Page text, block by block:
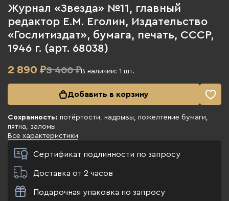
Журнал «Звезда» №11, главный
редактор Е.М. Еголин, Издательство
«Гослитиздат», бумага, печать, СССР,
1946 г. (арт. 68038)
2 890 ₽3 400 ₽В наличии: 1 шт.
Добавить в корзину
Сохранность: потёртости, надрывы, пожелтение бумаги,
пятна, заломы
Все характеристики
Сертификат подлинности по запросу
Доставка от 2 часов
Подарочная упаковка по запросу